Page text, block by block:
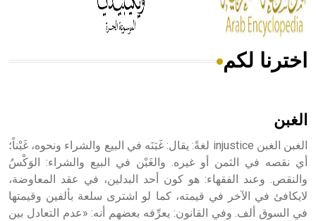
هل تعلم أن الأبسيد كلمة فرنسية اللفظ تم اعتمادها مصطلحاً
- هل تعلم أن أبجر Abgar اسم معروف جيداً يعود إلى عدد من
الملوك الذين حكموا مدينة إديسا (الرها) من أبجر الأول وحتى
التاسع، وهم ينتسبون إلى أسرة أوسروين
اخترنا لكم
الغبن
الغبن الغبن injustice لغةً: يقال: غَبَنَه في البيع والشراء ونحوه، غَبْناً؛
أي نقصه في الثمن أو غيره. والغَبْن في البيع والشراء: الوَكْسُ
والنقص. وعند الفقهاء: هو كون أحد البدلين، في عقد المعاوضة،
لايكافئ في الآخر في قيمته، كما لو اشترى سلعة بألفين وقيمتها
في السوق ألف. وفي القانون: يعرِّفه بعضهم أنه: «عدم التعادل بين